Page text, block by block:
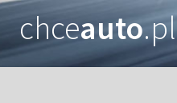
chceauto.pl